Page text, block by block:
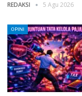
REDAKSI 5 Agu 2026
OPINI